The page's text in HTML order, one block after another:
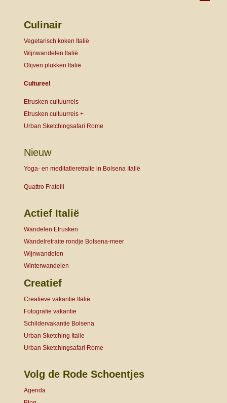
Culinair
Vegetarisch koken Italië
Wijnwandelen Italië
Olijven plukken Italië
Cultureel
Etrusken cultuurreis
Etrusken cultuurreis +
Urban Sketchingsafari Rome
Nieuw
Yoga- en meditatieretraite in Bolsena Italië
Quattro Fratelli
Actief Italië
Wandelen Etrusken
Wandelretraite rondje Bolsena-meer
Wijnwandelen
Winterwandelen
Creatief
Creatieve vakantie Italië
Fotografie vakantie
Schildervakantie Bolsena
Urban Sketching Italie
Urban Sketchingsafari Rome
Volg de Rode Schoentjes
Agenda